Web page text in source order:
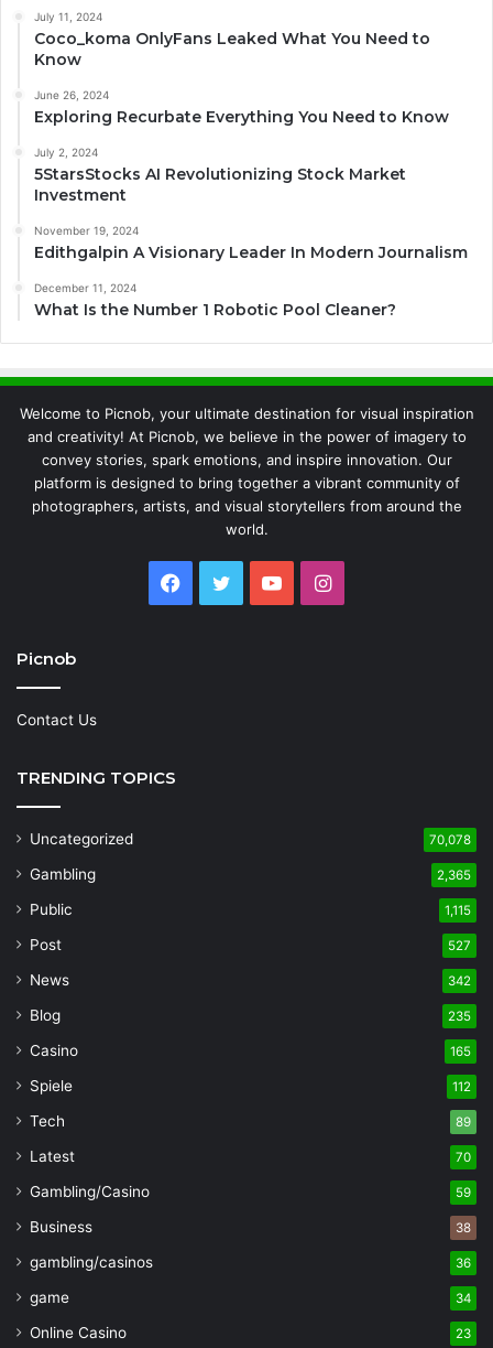
July 11, 2024
Coco_koma OnlyFans Leaked What You Need to
Know
June 26, 2024
Exploring Recurbate Everything You Need to Know
July 2, 2024
5StarsStocks AI Revolutionizing Stock Market
Investment
November 19, 2024
Edithgalpin A Visionary Leader In Modern Journalism
December 11, 2024
What Is the Number 1 Robotic Pool Cleaner?
Welcome to Picnob, your ultimate destination for visual inspiration
and creativity! At Picnob, we believe in the power of imagery to
convey stories, spark emotions, and inspire innovation. Our
platform is designed to bring together a vibrant community of
photographers, artists, and visual storytellers from around the
world.
Facebook
TwitterYouTubeInstagram
Picnob
Contact Us
TRENDING TOPICS
Uncategorized 70,078
Gambling 2,365
Public 1,115
Post 527
News 342
Blog 235
Casino 165
Spiele 112
Tech 89
Latest 70
Gambling/Casino 59
Business 38
gambling/casinos 36
game 34
Online Casino 23